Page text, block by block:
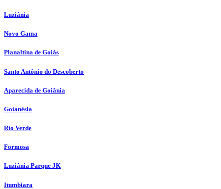
Luziânia
Novo Gama
Planaltina de Goiás
Santo Antônio do Descoberto
Aparecida de Goiânia
Goianésia
Rio Verde
Formosa
Luziânia Parque JK
Itumbiara